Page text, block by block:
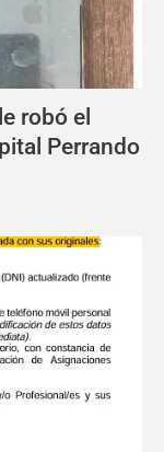
robó el
Perrando